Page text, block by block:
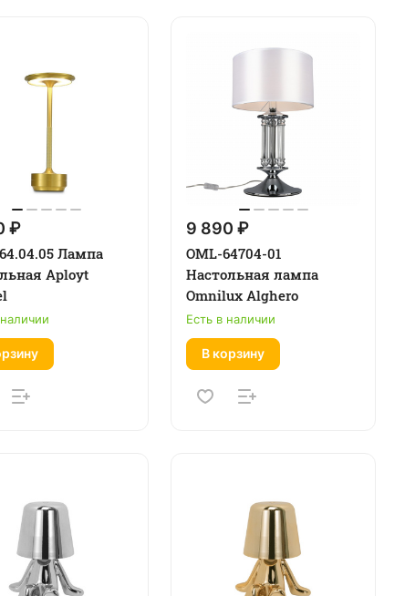
₽
Лампа
Aployt
9 890 ₽
OML-64704-01
Настольная лампа
Omnilux Alghero
Есть в наличии
В корзину